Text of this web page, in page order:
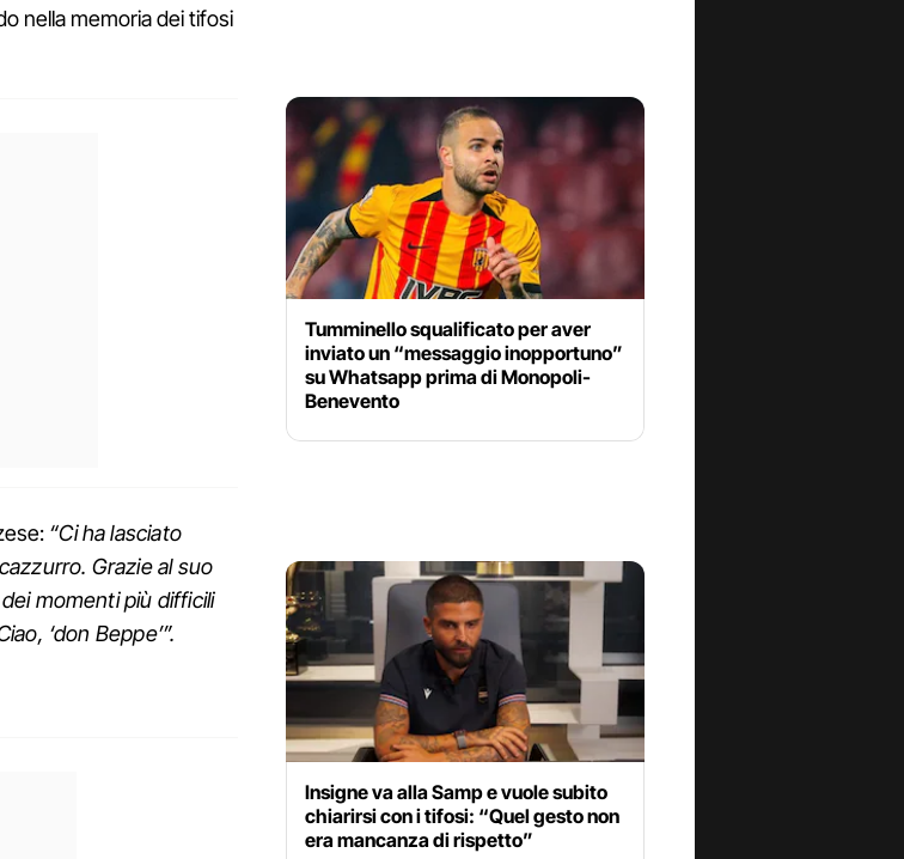
nella memoria dei tifosi
“Ci ha lasciato
Grazie al suo
momenti più difficili
‘don Beppe’”.
Tumminello squalificato per aver
inviato un “messaggio inopportuno”
su Whatsapp prima di Monopoli-
Benevento
Insigne va alla Samp e vuole subito
chiarirsi con i tifosi: “Quel gesto non
era mancanza di rispetto”